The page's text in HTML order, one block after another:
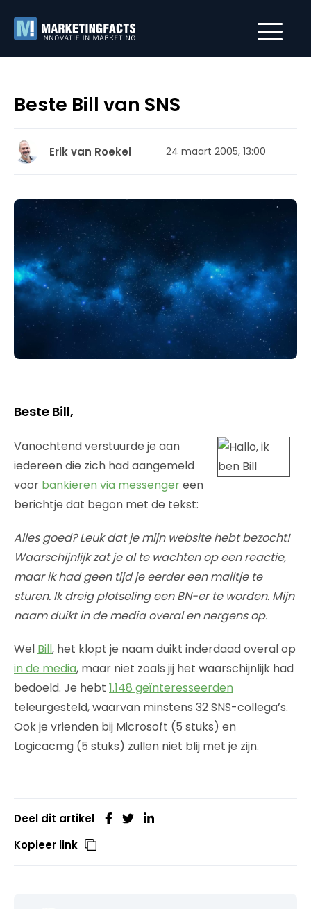
Beste Bill van SNS
Erik van Roekel 24 maart 2005, 13:00
Beste Bill,
Vanochtend verstuurde je aan
iedereen die zich had aangemeld
voor bankieren via messengereen
berichtje dat begon met de tekst:
Alles goed? Leuk dat je mijn website hebt bezocht!
Waarschijnlijk zat je al te wachten op een reactie,
maar ik had geen tijd je eerder een mailtje te
sturen. Ik dreig plotseling een BN-er te worden. Mijn
naam duikt in de media overal en nergens op.
Wel Bill, het klopt je naam duikt inderdaad overal op
in de media, maar niet zoals jij het waarschijnlijk had
bedoeld. Je hebt 1.148 geïnteresseerden
teleurgesteld, waarvan minstens 32 SNS-collega’s.
Ook je vrienden bij Microsoft (5 stuks) en
Logicacmg (5 stuks) zullen niet blij met je zijn.
Deel dit artikel
Kopieer link